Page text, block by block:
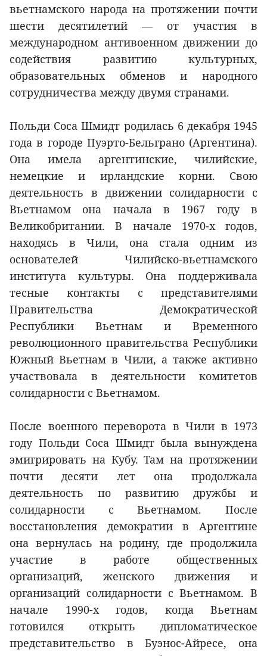
вьетнамского народа на протяжении почти
шести десятилетий — от участия в
международном антивоенном движении до
содействия развитию культурных,
образовательных обменов и народного
сотрудничества между двумя странами.
Польди Соса Шмидт родилась 6 декабря 1945
года в городе Пуэрто-Бельграно (Аргентина).
Она имела аргентинские, чилийские,
немецкие и ирландские корни. Свою
деятельность в движении солидарности с
Вьетнамом она начала в 1967 году в
Великобритании. В начале 1970-х годов,
находясь в Чили, она стала одним из
основателей Чилийско-вьетнамского
института культуры. Она поддерживала
тесные контакты с представителями
Правительства Демократической
Республики Вьетнам и Временного
революционного правительства Республики
Южный Вьетнам в Чили, а также активно
участвовала в деятельности комитетов
солидарности с Вьетнамом.
После военного переворота в Чили в 1973
году Польди Соса Шмидт была вынуждена
эмигрировать на Кубу. Там на протяжении
почти десяти лет она продолжала
деятельность по развитию дружбы и
солидарности с Вьетнамом. После
восстановления демократии в Аргентине
она вернулась на родину, где продолжила
участие в работе общественных
организаций, женского движения и
организаций солидарности с Вьетнамом. В
начале 1990-х годов, когда Вьетнам
готовился открыть дипломатическое
представительство в Буэнос-Айресе, она